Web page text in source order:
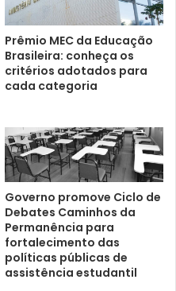
Prêmio MEC da Educação
Brasileira: conheça os
critérios adotados para
cada categoria
Governo promove Ciclo de
Debates Caminhos da
Permanência para
fortalecimento das
políticas públicas de
assistência estudantil